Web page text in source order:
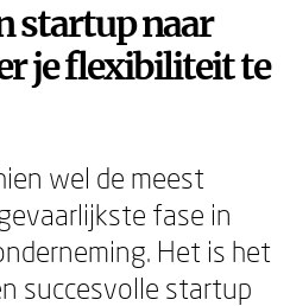
startup naar
je flexibiliteit te
wel de meest
fase in
Het is het
succesvolle startup